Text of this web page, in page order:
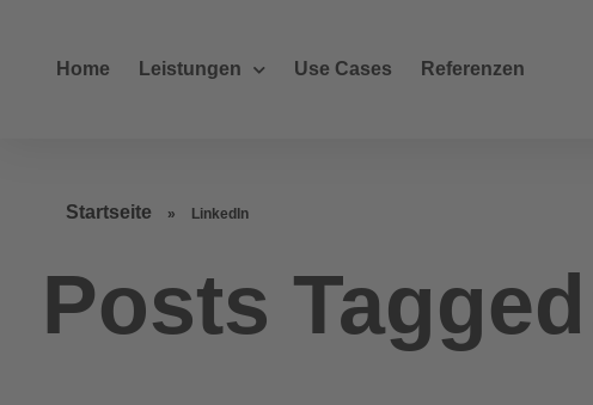
Home Leistungen Use Cases Referenzen
Startseite » LinkedIn
Posts